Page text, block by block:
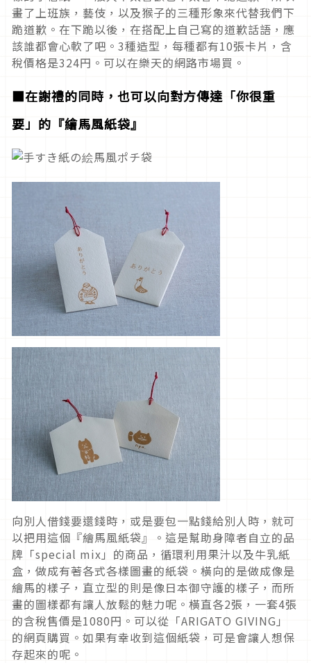
畫了上班族，藝伎，以及猴子的三種形象來代替我們下
跪道歉。在下跪以後，在搭配上自己寫的道歉話語，應
該誰都會心軟了吧。3種造型，每種都有10張卡片，含
稅價格是324円。可以在樂天的網路市場買。
■在謝禮的同時，也可以向對方傳達「你很重
要」的『繪馬風紙袋』
向別人借錢要還錢時，或是要包一點錢給別人時，就可
以把用這個『繪馬風紙袋』。這是幫助身障者自立的品
牌「special mix」的商品，循環利用果汁以及牛乳紙
盒，做成有著各式各樣圖畫的紙袋。橫向的是做成像是
繪馬的樣子，直立型的則是像日本御守護的樣子，而所
畫的圖樣都有讓人放鬆的魅力呢。橫直各2張，一套4張
的含稅售價是1080円。可以從「ARIGATO GIVING」
的網頁購買。如果有幸收到這個紙袋，可是會讓人想保
存起來的呢。